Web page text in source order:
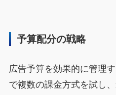
予算配分の戦略
広告予算を効果的に管理
で複数の課金方式を試し